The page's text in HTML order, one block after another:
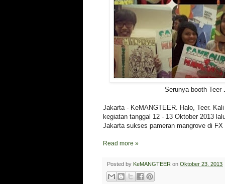
Serunya booth Teer
Jakarta - KeMANGTEER. Halo, Teer.
kegiatan tanggal 12 - 13 Oktober 2013
Jakarta sukses pameran mangrove di
Read more »
Posted by KeMANGTEER on Oktober 23, 2013